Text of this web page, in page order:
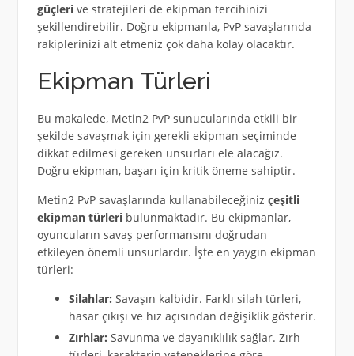
güçlerive stratejileri de ekipman tercihinizi
şekillendirebilir. Doğru ekipmanla, PvP savaşlarında
rakiplerinizi alt etmeniz çok daha kolay olacaktır.
Ekipman Türleri
Bu makalede, Metin2 PvP sunucularında etkili bir
şekilde savaşmak için gerekli ekipman seçiminde
dikkat edilmesi gereken unsurları ele alacağız.
Doğru ekipman, başarı için kritik öneme sahiptir.
Metin2 PvP savaşlarında kullanabileceğiniz çeşitli
ekipman türleribulunmaktadır. Bu ekipmanlar,
oyuncuların savaş performansını doğrudan
etkileyen önemli unsurlardır. İşte en yaygın ekipman
türleri:
Silahlar: Savaşın kalbidir. Farklı silah türleri,
hasar çıkışı ve hız açısından değişiklik gösterir.
Zırhlar: Savunma ve dayanıklılık sağlar. Zırh